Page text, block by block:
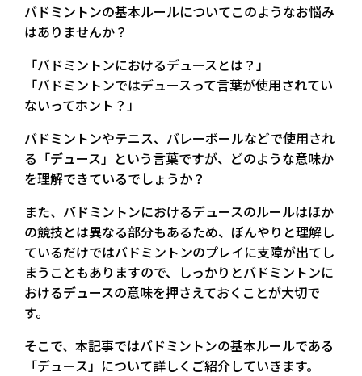
バドミントンの基本ルールについてこのようなお悩み
はありませんか？
「バドミントンにおけるデュースとは？」
「バドミントンではデュースって言葉が使用されてい
ないってホント？」
バドミントンやテニス、バレーボールなどで使用され
る「デュース」という言葉ですが、どのような意味か
を理解できているでしょうか？
また、バドミントンにおけるデュースのルールはほか
の競技とは異なる部分もあるため、ぼんやりと理解し
ているだけではバドミントンのプレイに支障が出てし
まうこともありますので、しっかりとバドミントンに
おけるデュースの意味を押さえておくことが大切で
す。
そこで、本記事ではバドミントンの基本ルールである
「デュース」について詳しくご紹介していきます。